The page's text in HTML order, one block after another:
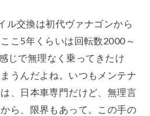
ル交換は初代ヴァナゴンから
こ5年くらいは回転数2000～
じで無理なく乗ってきたけ
うんだよね。いつもメンテナ
、日本車専門だけど、無理言
ら、限界もあって。この手の